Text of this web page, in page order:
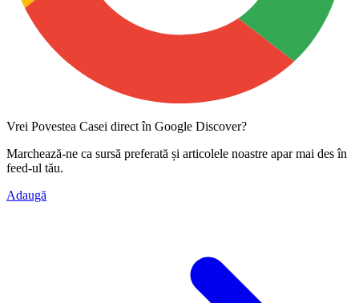
Vrei Povestea Casei direct în Google Discover?
Marchează-ne ca sursă preferată și articolele noastre apar mai des în
feed-ul tău.
Adaugă